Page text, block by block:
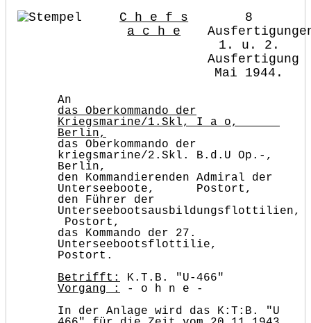
C h e f s
a c h e
8
1. u. 2.
Ausfertigung
Mai 1944.
An
das Oberkommando der
Kriegsmarine/1.Skl, I a o,
Berlin,
das Oberkommando der
kriegsmarine/2.Skl. B.d.U Op.-,
Berlin,
den Kommandierenden Admiral der
Unterseeboote, Postort,
den Führer der
Unterseebootsausbildungsflottilien,
Postort,
das Kommando der 27.
Unterseebootsflottilie,
Postort.
Betrifft:
K.T.B. "U-466"
Vorgang :
- o h n e -
In der Anlage wird das K:T:B. "U